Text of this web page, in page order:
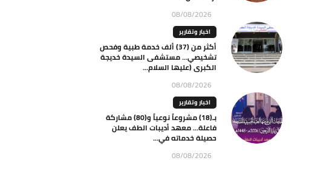
08/08/2026
اخبار وتقارير
أكثر من (37) ألف خدمة طبية وفحص
تشخيصي… مستشفى السيدة خديجة
الكبرى (عليها السلام...
08/08/2026
اخبار وتقارير
بـ(18) مشروعاً نوعياً و(80) مشاركة
فاعلة… معهد أديبات الطف يعلن
حصيلة خدماته في...
08/08/2026